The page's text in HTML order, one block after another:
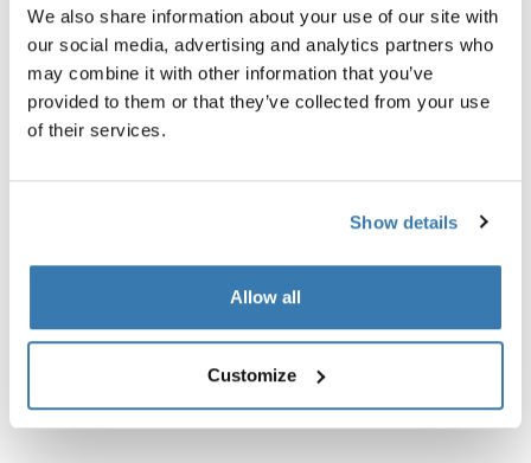
We also share information about your use of our site with
our social media, advertising and analytics partners who
may combine it with other information that you’ve
provided to them or that they’ve collected from your use
of their services.
Show details
Allow all
Customize
Toggle features
Sve značajke
Toggle techspec
Tehničke specifikacije
Upute